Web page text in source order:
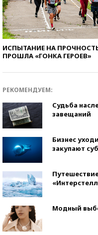
ИСПЫТАНИЕ НА
ПРОШЛА «ГОНКА ГЕРОЕВ»
РЕКОМЕНДУЕМ:
Судьба
завещаний
Бизнес
закупают
Модный